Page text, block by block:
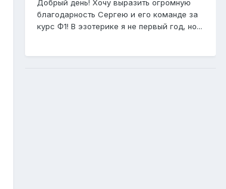
Добрый день! Хочу выразить огромную
благодарность Сергею и его команде за
курс Ф1! В эзотерике я не первый год, но...